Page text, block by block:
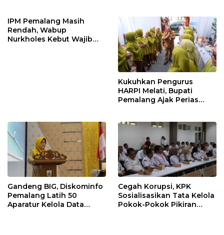
IPM Pemalang Masih
Rendah, Wabup
Nurkholes Kebut Wajib
Kukuhkan Pengurus
HARPI Melati, Bupati
Pemalang Ajak Perias
Gandeng BIG, Diskominfo
Pemalang Latih 50
Aparatur Kelola Data
Cegah Korupsi, KPK
Sosialisasikan Tata Kelola
Pokok-Pokok Pikiran